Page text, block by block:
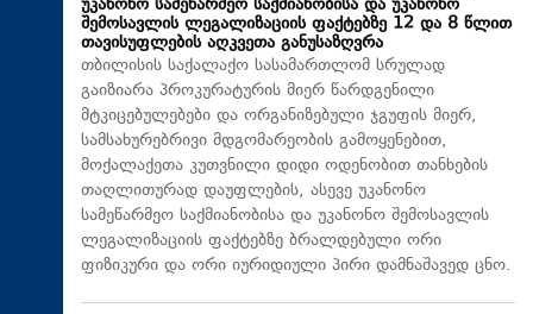
შემოსავლის ლეგალიზაციის ფაქტებზე 12 და 8 წლით
თავისუფლების აღკვეთა განუსაზღვრა
თბილისის საქალაქო სასამართლომ სრულად
გაიზიარა პროკურატურის მიერ წარდგენილი
მტკიცებულებები და ორგანიზებული ჯგუფის მიერ,
სამსახურებრივი მდგომარეობის გამოყენებით,
მოქალაქეთა კუთვნილი დიდი ოდენობით თანხების
თაღლითურად დაუფლების, ასევე უკანონო
სამეწარმეო საქმიანობისა და უკანონო შემოსავლის
ლეგალიზაციის ფაქტებზე ბრალდებული ორი
ფიზიკური და ორი იურიდიული პირი დამნაშავედ ცნო.